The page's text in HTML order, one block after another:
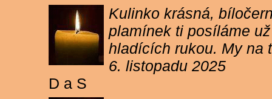
Kulinko krásná,
plamínek ti posíláme
hladících rukou. My na
6. listopadu 2025
D a S